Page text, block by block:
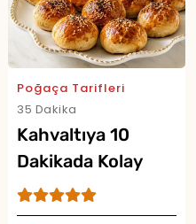
Poğaça Tarifleri
35 Dakika
Kahvaltıya 10
Dakikada Kolay
Poğaça Tarifi